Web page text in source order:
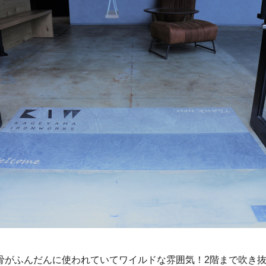
がふんだんに使われていてワイルドな雰囲気！2階まで吹き